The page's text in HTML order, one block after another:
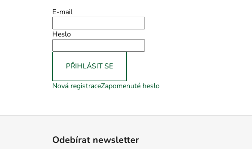
E-mail
Heslo
PŘIHLÁSIT SE
Nová registraceZapomenuté heslo
Odebírat newsletter